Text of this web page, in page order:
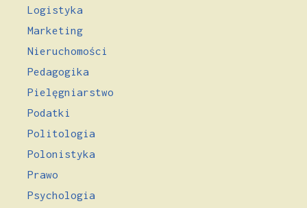
Logistyka
Marketing
Nieruchomości
Pedagogika
Pielęgniarstwo
Podatki
Politologia
Polonistyka
Prawo
Psychologia